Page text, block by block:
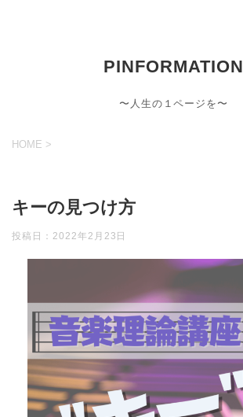
PINFORMATION
〜人生の１ページを〜
HOME >
キーの見つけ方
投稿日： 2022年2月23日